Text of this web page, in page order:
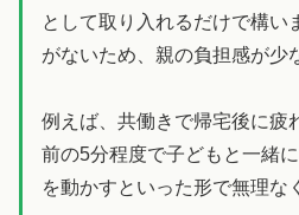
として取り入れるだけで構い
がないため、親の負担感が少
例えば、共働きで帰宅後に疲
前の5分程度で子どもと一緒
を動かすといった形で無理な